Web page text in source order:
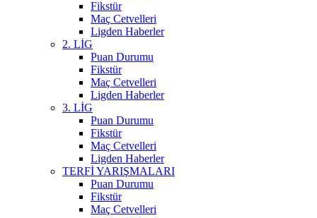
Fikstür
Maç Cetvelleri
Ligden Haberler
2. LİG
Puan Durumu
Fikstür
Maç Cetvelleri
Ligden Haberler
3. LİG
Puan Durumu
Fikstür
Maç Cetvelleri
Ligden Haberler
TERFİ YARIŞMALARI
Puan Durumu
Fikstür
Maç Cetvelleri